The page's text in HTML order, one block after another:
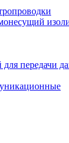
передачи